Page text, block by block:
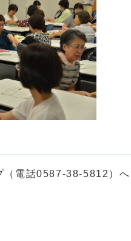
電話0587-38-5812）へ